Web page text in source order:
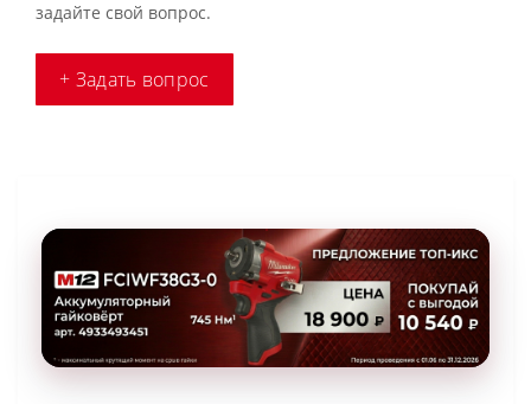
задайте свой вопрос.
+ Задать вопрос